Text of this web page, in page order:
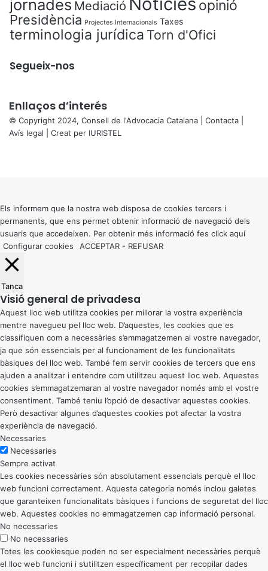
jornades Mediació opinió
Presidència Projectes Internacionals Taxes
terminologia jurídica Torn d'Ofici
Segueix-nos
Enllaços d’interés
© Copyright 2024, Consell de l'Advocacia Catalana | Contacta
Avís legal | Creat per IURISTEL
button
Els informem que la nostra web disposa de cookies tercers i
permanents, que ens permet obtenir informació de navegació dels
usuaris que accedeixen. Per obtenir més informació fes click aquí
Configurar cookies
ACCEPTAR - REFUSAR
Tanca
Visió general de privadesa
Aquest lloc web utilitza cookies per millorar la vostra experiència
mentre navegueu pel lloc web. D’aquestes, les cookies que es
classifiquen com a necessàries s’emmagatzemen al vostre navegador,
ja que són essencials per al funcionament de les funcionalitats
bàsiques del lloc web. També fem servir cookies de tercers que ens
ajuden a analitzar i entendre com utilitzeu aquest lloc web. Aquestes
cookies s’emmagatzemaran al vostre navegador només amb el vostre
consentiment. També teniu l’opció de desactivar aquestes cookies.
Però desactivar algunes d’aquestes cookies pot afectar la vostra
experiència de navegació.
Necessaries
Necessaries
Sempre activat
Les cookies necessàries són absolutament essencials perquè el lloc
web funcioni correctament. Aquesta categoria només inclou galetes
que garanteixen funcionalitats bàsiques i funcions de seguretat del lloc
web. Aquestes cookies no emmagatzemen cap informació personal.
No necessaries
No necessaries
Totes les cookiesque poden no ser especialment necessàries perquè
el lloc web funcioni i s’utilitzen específicament per recopilar dades